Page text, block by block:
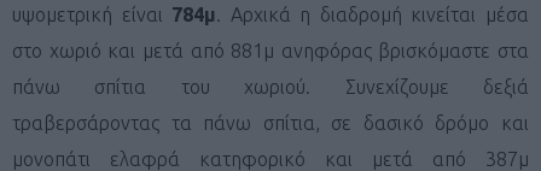
υψομετρική είναι 784μ. Αρχικά η διαδρομή κινείται μέσα
στο χωριό και μετά από 881μ ανηφόρας βρισκόμαστε στα
πάνω σπίτια του χωριού. Συνεχίζουμε δεξιά
τραβερσάροντας τα πάνω σπίτια, σε δασικό δρόμο και
μονοπάτι ελαφρά κατηφορικό και μετά από 387μ